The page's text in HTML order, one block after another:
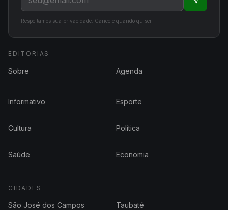
Respeitamos sua privacidade. Cancele quando quiser.
EDITORIAS
Sobre Agenda
Informativo Esporte
Cultura Política
Saúde Economia
CIDADES
São José dos Campos Taubaté